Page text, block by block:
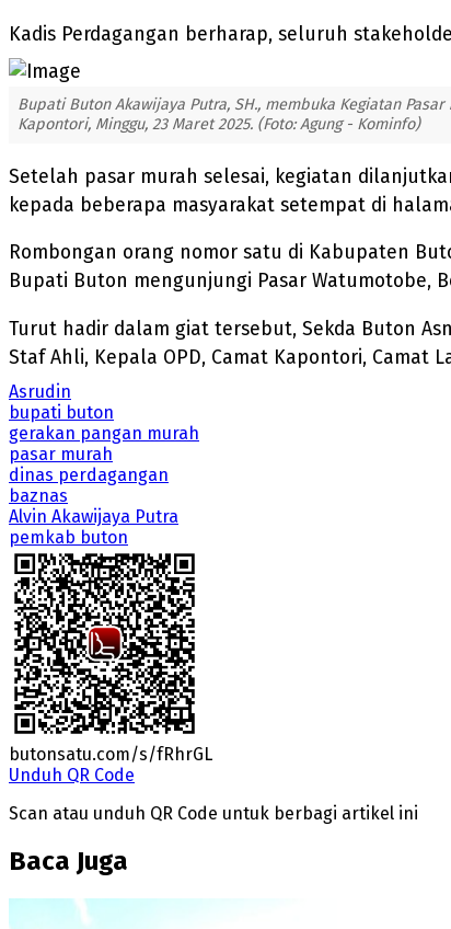
Kadis Perdagangan berharap, seluruh
Bupati Buton Akawijaya Putra, SH., membuka Kegiatan
Kapontori, Minggu, 23 Maret 2025. (Foto: Agung - Kominfo)
Setelah pasar murah selesai, kegiatan
kepada beberapa masyarakat setempat di
Rombongan orang nomor satu di Kabupaten
Bupati Buton mengunjungi Pasar Watumotobe,
Turut hadir dalam giat tersebut, Sekda Buton
Staf Ahli, Kepala OPD, Camat Kapontori, Camat
Asrudin
bupati buton
gerakan pangan murah
pasar murah
dinas perdagangan
baznas
Alvin Akawijaya Putra
pemkab buton
butonsatu.com/s/fRhrGL
Unduh QR Code
Scan atau unduh QR Code untuk berbagi artikel ini
Baca Juga